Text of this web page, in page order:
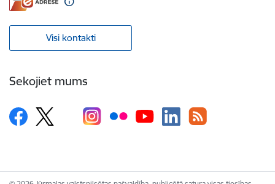
Visi kontakti
Sekojiet mums